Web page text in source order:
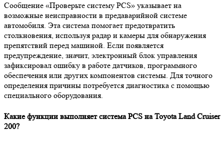
Сообщение «Проверьте систему PCS» указывает на
возможные неисправности в предаварийной системе
автомобиля. Эта система помогает предотвратить
столкновения, используя радар и камеры для обнаружения
препятствий перед машиной. Если появляется
предупреждение, значит, электронный блок управления
зафиксировал ошибку в работе датчиков, программного
обеспечения или других компонентов системы. Для точного
определения причины потребуется диагностика с помощью
специального оборудования.
Какие функции выполняет система PCS на Toyota Land Cruiser
200?